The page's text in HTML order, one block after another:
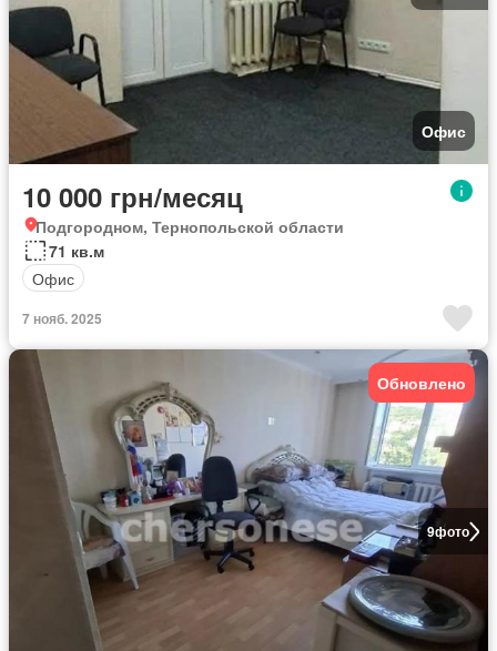
Офис
10 000 грн/месяц
Подгородном, Тернопольской области
71 кв.м
Офис
7 нояб. 2025
9фото
Обновлено